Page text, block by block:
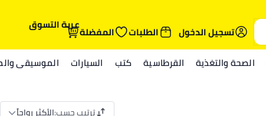
تسجيل الدخول
الطلبات المفضلةعربة التسوق
الصحة والتغذية القرطاسية كتب السيارات الموسيقى
ترتيب حسب:الأكثر رواجاً